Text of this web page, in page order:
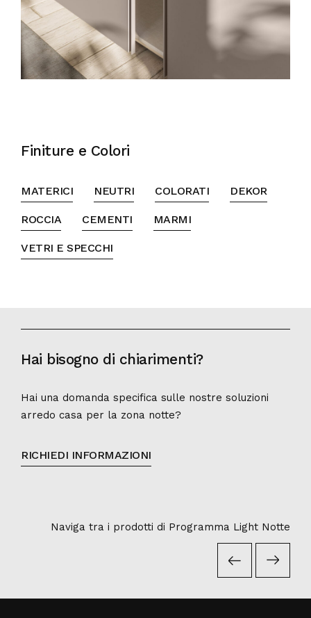
Finiture e Colori
MATERICI NEUTRI COLORATI DEKOR
ROCCIA CEMENTI MARMI
VETRI E SPECCHI
Hai bisogno di chiarimenti?
Hai una domanda specifica sulle nostre soluzioni
arredo casa per la zona notte?
RICHIEDI INFORMAZIONI
Naviga tra i prodotti di Programma Light Notte